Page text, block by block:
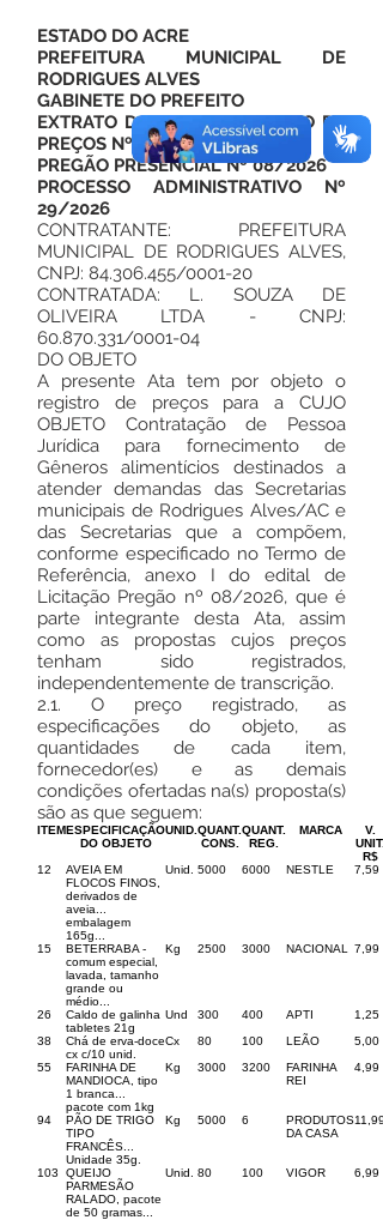
ESTADO DO ACRE
PREFEITURA MUNICIPAL DE
RODRIGUES ALVES
GABINETE DO PREFEITO
EXTRATO DA ATA DE REGISTRO DE
PREÇOS Nº 19/2026
PREGÃO PRESENCIAL Nº 08/2026
PROCESSO ADMINISTRATIVO Nº
29/2026
CONTRATANTE: PREFEITURA
MUNICIPAL DE RODRIGUES ALVES,
CNPJ: 84.306.455/0001-20
CONTRATADA: L. SOUZA DE
OLIVEIRA LTDA - CNPJ:
60.870.331/0001-04
DO OBJETO
A presente Ata tem por objeto o
registro de preços para a CUJO
OBJETO Contratação de Pessoa
Jurídica para fornecimento de
Gêneros alimentícios destinados a
atender demandas das Secretarias
municipais de Rodrigues Alves/AC e
das Secretarias que a compõem,
conforme especificado no Termo de
Referência, anexo I do edital de
Licitação Pregão nº 08/2026, que é
parte integrante desta Ata, assim
como as propostas cujos preços
tenham sido registrados,
independentemente de transcrição.
2.1. O preço registrado, as
especificações do objeto, as
quantidades de cada item,
fornecedor(es) e as demais
condições ofertadas na(s) proposta(s)
são as que seguem:
ITEMESPECIFICAÇÃO
DO OBJETO
UNID. QUANT.
CONS.
QUANT.
REG.
MARCA
V.
UNIT.
R$
12
AVEIA EM
FLOCOS FINOS,
derivados de
aveia...
embalagem
165g...
Unid. 5000 6000 NESTLE 7,59
15
BETERRABA -
comum especial,
lavada, tamanho
grande ou
médio...
Kg 2500 3000 NACIONAL 7,99
26
Caldo de galinha
tabletes 21g
Und 300 400 APTI
1,25
38
Chá de erva-doce
cx c/10 unid.
Cx 80 100 LEÃO
5,00
55
FARINHA DE
MANDIOCA, tipo
1 branca...
pacote com 1kg
Kg 3000 3200
FARINHA
REI
4,99
94
PÃO DE TRIGO
TIPO
FRANCÊS...
Unidade 35g.
Kg 5000 6
PRODUTOS
DA CASA
11,99
103
QUEIJO
PARMESÃO
RALADO, pacote
de 50 gramas...
Unid. 80 100 VIGOR 6,99